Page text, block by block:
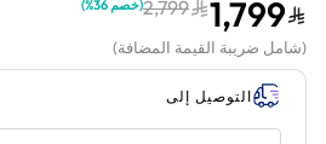
1,799
2,799
(خصم 36% )
(شامل ضريبة القيمة المضافة)
التوصيل إلى